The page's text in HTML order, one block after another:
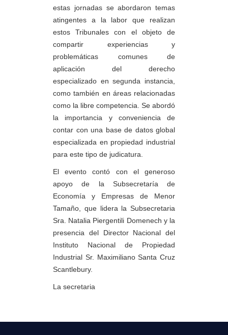
estas jornadas se abordaron temas
atingentes a la labor que realizan
estos Tribunales con el objeto de
compartir experiencias y
problemáticas comunes de
aplicación
del derecho
especializado en segunda instancia,
como también en áreas relacionadas
como la libre competencia. Se abordó
la importancia y conveniencia de
contar con una base de datos global
especializada en propiedad industrial
para este tipo de judicatura.
El evento contó con el generoso
apoyo de la Subsecretaría de
Economía y Empresas de Menor
Tamaño, que lidera la Subsecretaria
Sra. Natalia Piergentili Domenech y la
presencia del Director Nacional del
Instituto Nacional de Propiedad
Industrial Sr. Maximiliano Santa Cruz
Scantlebury.
La secretaria